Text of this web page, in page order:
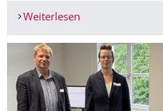
Weiterlesen